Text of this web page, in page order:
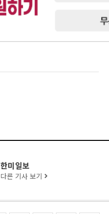
한미일보
다른 기사 보기